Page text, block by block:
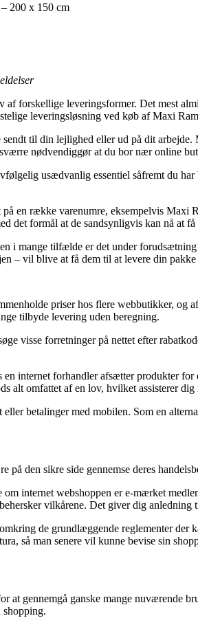
200 x 150 cm
forskellige leveringsformer. Det mest
leveringsløsning ved køb af Maxi
til din lejlighed eller ud på dit
nødvendiggør at du bor nær online
usædvanlig essentiel såfremt du
en række varenumre, eksempelvis
det formål at de sandsynligvis kan nå at
i mange tilfælde er det under
– vil blive at få dem til at levere din pakke
priser hos flere webbutikker,
tilbyde levering uden beregning.
visse forretninger på nettet efter
internet forhandler afsætter produkter
alt omfattet af en lov, hvilket assisterer dig
betalinger med mobilen. Som en
den sikre side gennemse deres
internet webshoppen er e-mærket
vilkårene. Det giver dig
de grundlæggende reglementer
så man senere vil kunne bevise sin
at gennemgå ganske mange nuværende